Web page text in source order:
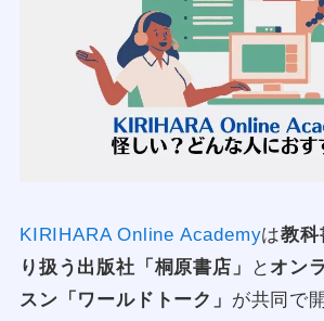
KIRIHARA Online Academyは教科
り扱う出版社「桐原書店」
と オン
スン「ワールドトーク」 が共同で